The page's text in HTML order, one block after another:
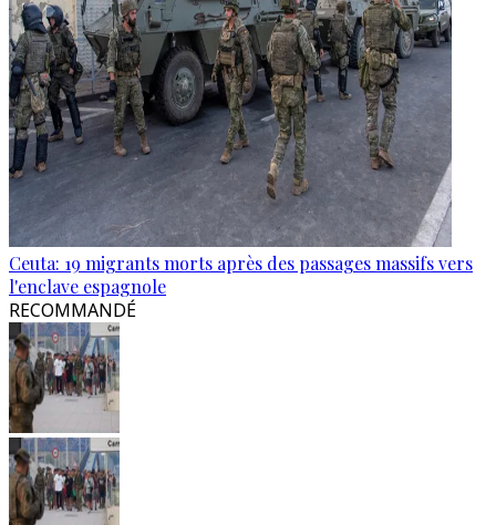
Ceuta: 19 migrants morts après des passages massifs vers
l'enclave espagnole
RECOMMANDÉ